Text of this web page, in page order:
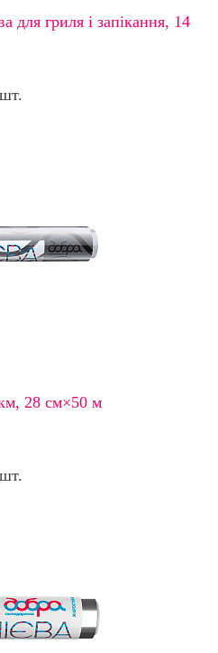
для гриля і запікання, 14
28 см×50 м